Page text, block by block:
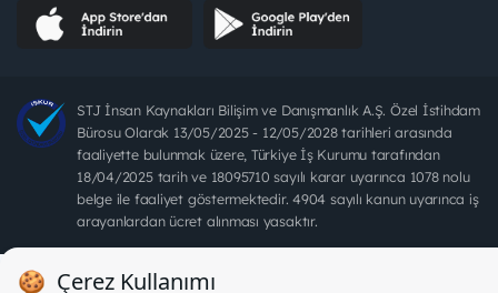
STJ İnsan Kaynakları Bilişim ve Danışmanlık A.Ş. Özel İstihdam
Bürosu Olarak 13/05/2025 - 12/05/2028 tarihleri arasında
faaliyette bulunmak üzere, Türkiye İş Kurumu tarafından
18/04/2025 tarih ve 18095710 sayılı karar uyarınca 1078 nolu
belge ile faaliyet göstermektedir. 4904 sayılı kanun uyarınca iş
arayanlardan ücret alınması yasaktır.